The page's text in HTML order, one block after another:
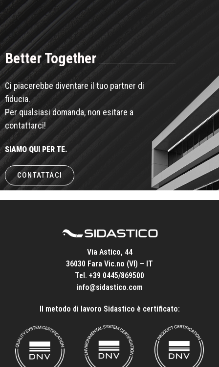
Better Together
Ci piacerebbe diventare il tuo partner di
fiducia.
Per qualsiasi domanda, non esitare a
contattarci!
SIAMO QUI PER TE.
CONTATTACI
Via Astico, 44
36030 Fara Vic.no (VI) – IT
Tel. +39 0445/869500
info@sidastico.com
Il metodo di lavoro Sidastico è certificato: